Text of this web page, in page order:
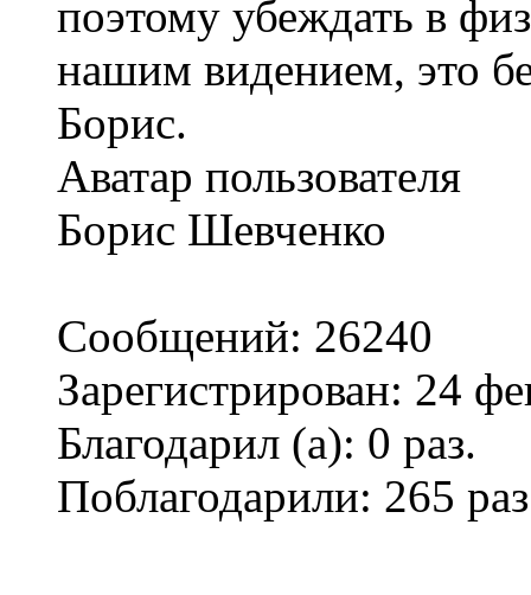
поэтому убеждать в
нашим видением, это
Борис.
Аватар пользователя
Борис Шевченко
Сообщений: 26240
Зарегистрирован: 24
Благодарил (а): 0 раз.
Поблагодарили: 265